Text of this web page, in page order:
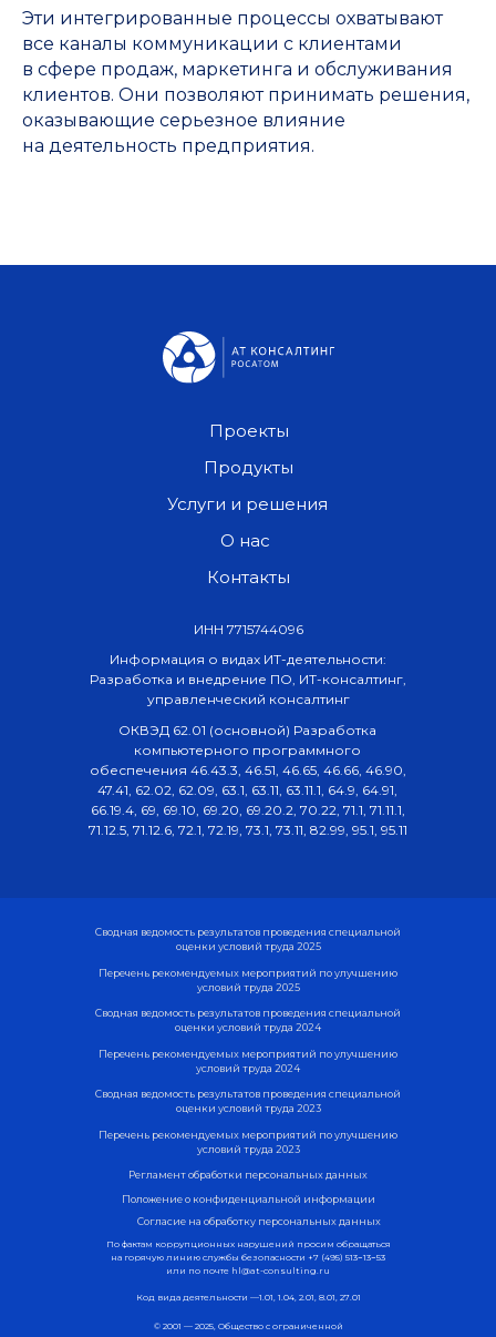
Эти интегрированные процессы охватывают
все каналы коммуникации с клиентами
в сфере продаж, маркетинга и обслуживания
клиентов. Они позволяют принимать решения,
оказывающие серьезное влияние
на деятельность предприятия.
© 2001 — 2025, Общество с ограниченной
Информация о видах ИТ-деятельности:
Разработка и внедрение ПО, ИТ-консалтинг,
управленческий консалтинг
ОКВЭД 62.01 (основной) Разработка
компьютерного программного
обеспечения 46.43.3, 46.51, 46.65, 46.66, 46.90,
47.41, 62.02, 62.09, 63.1, 63.11, 63.11.1, 64.9, 64.91,
66.19.4, 69, 69.10, 69.20, 69.20.2, 70.22, 71.1, 71.11.1,
71.12.5, 71.12.6, 72.1, 72.19, 73.1, 73.11, 82.99, 95.1, 95.11
ИНН 7715744096
Проекты
Продукты
О нас
Контакты
Услуги и решения
Сводная ведомость результатов проведения специальной
оценки условий труда 2023
Регламент обработки персональных данных
Перечень рекомендуемых мероприятий по улучшению
условий труда 2023
Сводная ведомость результатов проведения специальной
оценки условий труда 2024
Перечень рекомендуемых мероприятий по улучшению
условий труда 2024
Положение о конфиденциальной информации
Согласие на обработку персональных данных
Сводная ведомость результатов проведения специальной
оценки условий труда 2025
Перечень рекомендуемых мероприятий по улучшению
условий труда 2025
По фактам коррупционных нарушений просим обращаться
на горячую линию службы безопасности +7 (495) 513−13−53
или по почте hl@at-consulting.ru
Код вида деятельности —1.01, 1.04, 2.01, 8.01, 27.01